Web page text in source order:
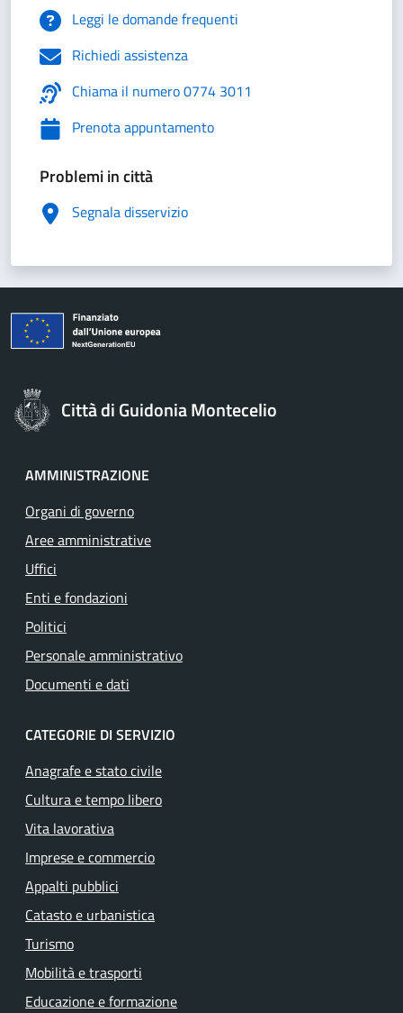
Leggi le domande frequenti
Richiedi assistenza
Chiama il numero 0774 3011
Prenota appuntamento
Problemi in città
Segnala disservizio
Città di Guidonia Montecelio
AMMINISTRAZIONE
Organi di governo
Aree amministrative
Uffici
Enti e fondazioni
Politici
Personale amministrativo
Documenti e dati
CATEGORIE DI SERVIZIO
Anagrafe e stato civile
Cultura e tempo libero
Vita lavorativa
Imprese e commercio
Appalti pubblici
Catasto e urbanistica
Turismo
Mobilità e trasporti
Educazione e formazione